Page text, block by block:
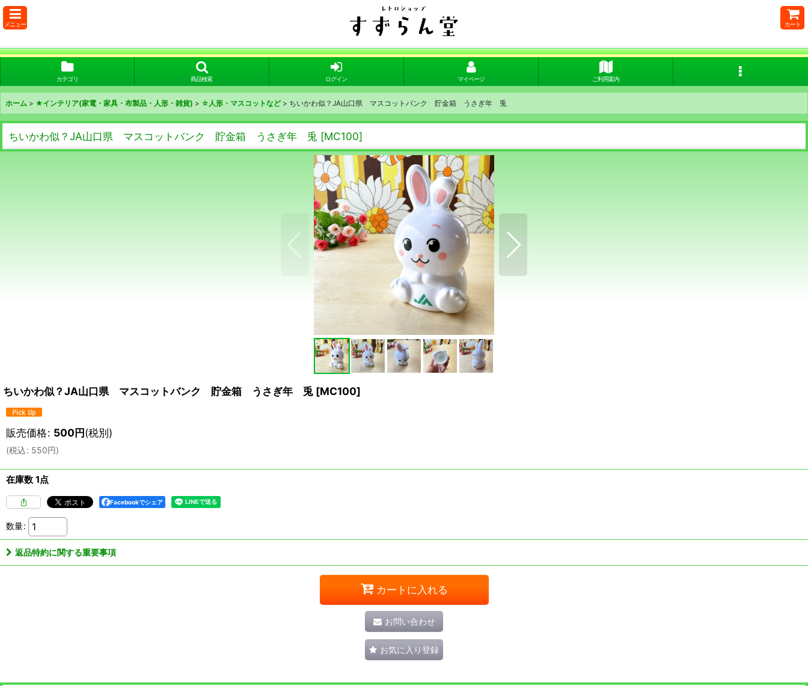
メニュー カート
カテゴリ 商品検索 ログイン マイページ ご利用案内
ホーム > ★インテリア(家電・家具・布製品・人形・雑貨) > ☆人形・マスコットなど > ちいかわ似？JA山口県 マスコットバンク 貯金箱 うさぎ年 兎
ちいかわ似？JA山口県 マスコットバンク 貯金箱 うさぎ年 兎 [MC100]
ちいかわ似？JA山口県 マスコットバンク 貯金箱 うさぎ年 兎 [MC100]
販売価格: 500円(税別)
(税込: 550円)
在庫数 1点
Facebookでシェア
数量:
返品特約に関する重要事項
カートに入れる
お問い合わせ
お気に入り登録